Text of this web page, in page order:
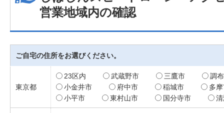
営業地域内の確認
ご自宅の住所をお選びください。
東京都
23区内 武蔵野市 三鷹市
調
小金井市
府中市 稲城市
多
小平市
東村山市 国分寺市